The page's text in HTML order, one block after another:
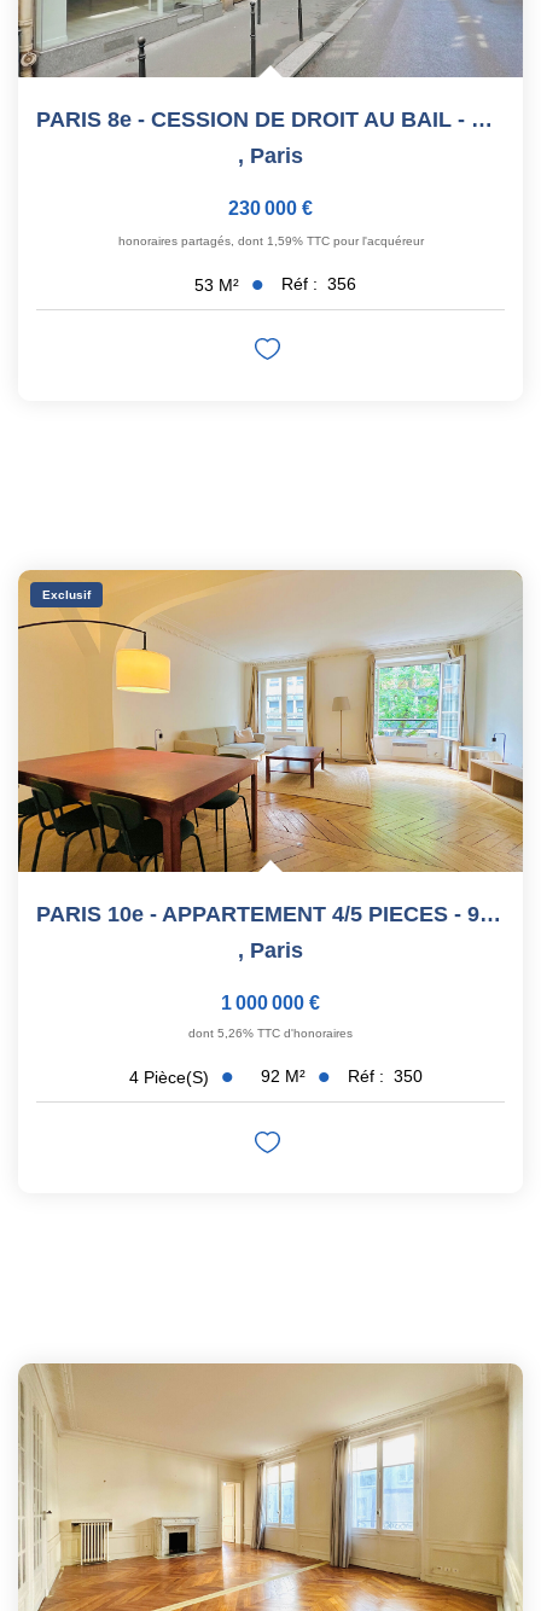
PARIS 8e - CESSION DE DROIT AU BAIL - MADELEINE - 53 M²
, Paris
230 000 €
honoraires partagés, dont 1,59% TTC pour l'acquéreur
53 M² Réf : 356
Exclusif
PARIS 10e - APPARTEMENT 4/5 PIECES - 93 M²
, Paris
1 000 000 €
dont 5,26% TTC d'honoraires
4 Pièce(s) 92 M² Réf : 350